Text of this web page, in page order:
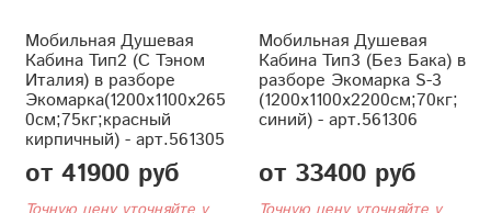
Мобильная Душевая
Кабина Тип2 (С Тэном
Италия) в разборе
Экомарка(1200x1100x265
0см;75кг;красный
кирпичный) - арт.561305
от 41900 руб
Мобильная Душевая
Кабина Тип3 (Без Бака) в
разборе Экомарка S-3
(1200x1100x2200см;70кг;
синий) - арт.561306
от 33400 руб